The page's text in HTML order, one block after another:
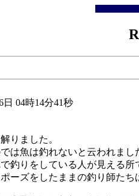
日 04時14分41秒
りました。
は魚は釣れないと云われまし
釣りをしている人が見える
ーズをしたままの釣り師た